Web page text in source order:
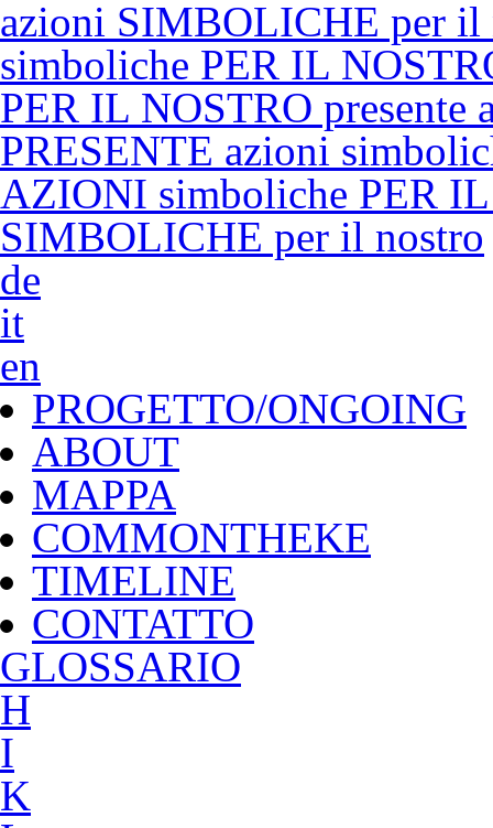
azioni SIMBOLICHE per il
simboliche PER IL
PER IL NOSTRO
PRESENTE azioni
AZIONI simboliche PER
SIMBOLICHE per il nostro
de
it
en
PROGETTO/ONGOING
ABOUT
MAPPA
COMMONTHEKE
TIMELINE
CONTATTO
GLOSSARIO
H
I
K